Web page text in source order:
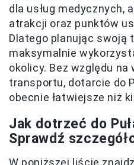
dla usług medycznych,
atrakcji oraz punktów
Dlatego planując swoją
maksymalnie
okolicy. Bez względu na
transportu, dotarcie do
obecnie łatwiejsze niż
Jak dotrzeć do
Sprawdź
W poniższej liście